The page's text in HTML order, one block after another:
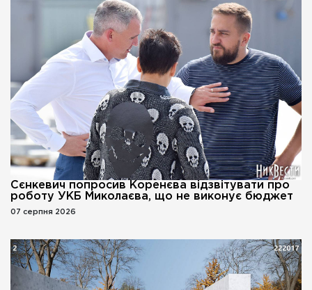
Сєнкевич попросив Коренєва відзвітувати про
роботу УКБ Миколаєва, що не виконує бюджет
07 серпня 2026